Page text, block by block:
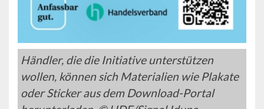
Händler, die die Initiative unterstützen
wollen, können sich Materialien wie Plakate
oder Sticker aus dem Download-Portal